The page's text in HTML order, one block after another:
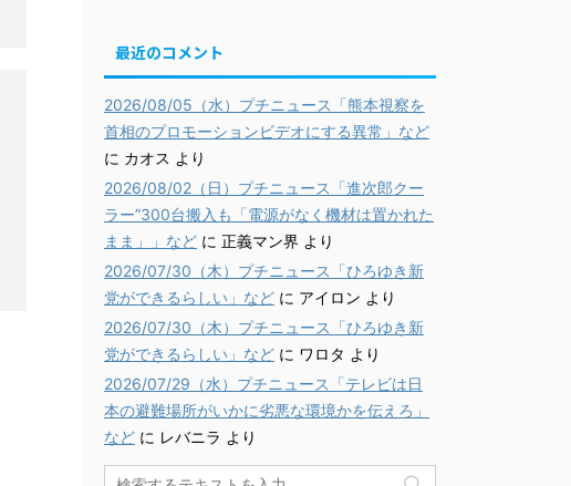
最近のコメント
2026/08/05（水）プチニュース「熊本視察を
首相のプロモーションビデオにする異常」など
に カオス より
2026/08/02（日）プチニュース「進次郎クー
ラー”300台搬入も「電源がなく機材は置かれた
まま」」など に 正義マン界 より
2026/07/30（木）プチニュース「ひろゆき新
党ができるらしい」など に アイロン より
2026/07/30（木）プチニュース「ひろゆき新
党ができるらしい」など に ワロタ より
2026/07/29（水）プチニュース「テレビは日
本の避難場所がいかに劣悪な環境かを伝えろ」
など に レバニラ より